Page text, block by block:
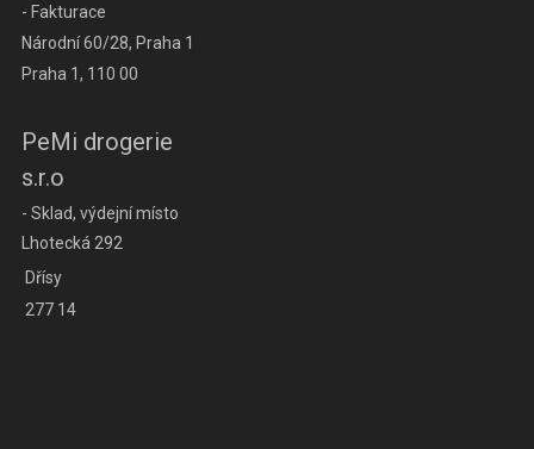
- Fakturace
Národní 60/28, Praha 1
Praha 1, 110 00
PeMi drogerie
s.r.o
- Sklad, výdejní místo
Lhotecká 292
Dřísy
277 14